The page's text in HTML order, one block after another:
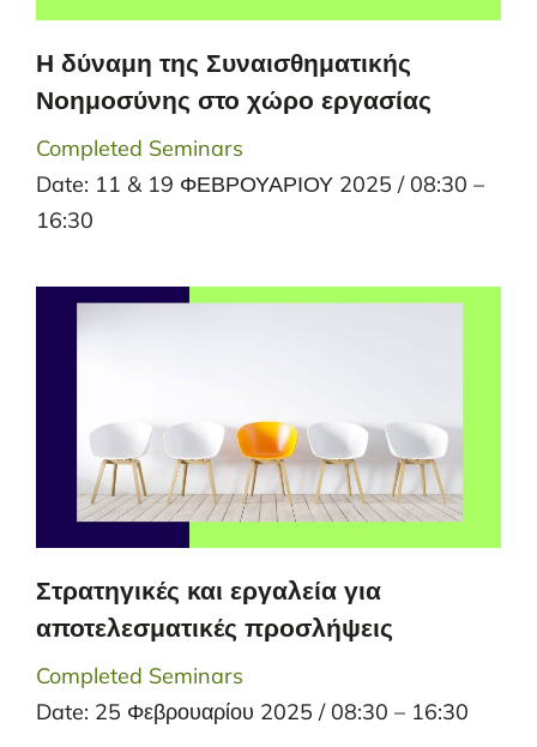
Η δύναμη της Συναισθηματικής
Νοημοσύνης στο χώρο εργασίας
Completed Seminars
Date: 11 & 19 ΦΕΒΡΟΥΑΡΙΟΥ 2025 / 08:30 –
16:30
Στρατηγικές και εργαλεία για
αποτελεσματικές προσλήψεις
Completed Seminars
Date: 25 Φεβρουαρίου 2025 / 08:30 – 16:30